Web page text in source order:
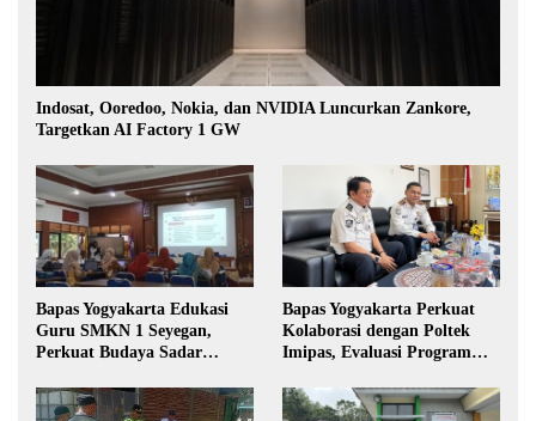
Indosat, Ooredoo, Nokia, dan NVIDIA Luncurkan Zankore,
Targetkan AI Factory 1 GW
Bapas Yogyakarta Edukasi
Guru SMKN 1 Seyegan,
Perkuat Budaya Sadar
Bapas Yogyakarta Perkuat
Kolaborasi dengan Poltek
Imipas, Evaluasi Program